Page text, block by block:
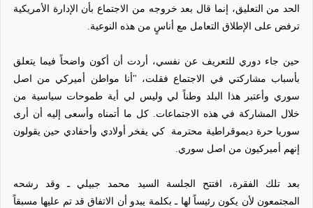
الحد من التعليق، إنما قال بعد خروجه من الاجتماع بأن الإدارة الأمريكية
ترفض على الإطلاق التعامل مع أناسٍ من هذه النوعية.
حين جاء دوري للتعريف عن نفسي، أردت أن أكون واضحاً فيما يتعلق
بأسباب مشاركتي في الاجتماع فقلت، "أنا مواطن أميركي من اصل
سوري وأعتبر هذا البلد وطناً لي وليس لي أية طموحات سياسية من
خلال المشاركة في هذه الاجتماعات. كل ما أتمناه وأسعى إليه أن أرى
سوريا حرة ديموقراطية محترمة
كي يفخر أولادي وأحفادي حين يقولون
إنهم أميركيون من اصل سوري.
بعد تلك الفقرة، افتتح الجلسة السيد محمد جبيلي ـ وقد رشحه
المجتمعون لأن يكون رئيساً لها ـ بكلمة يبدو أن الاتفاق قد تم عليها مسبقاً